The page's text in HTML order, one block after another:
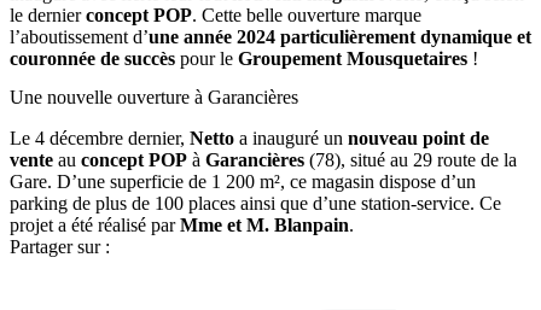
le dernierconcept POP. Cette belle ouverture marque
l’aboutissement d’une année 2024 particulièrement dynamique et
couronnée de succès pour le Groupement Mousquetaires !
Une nouvelle ouverture à Garancières
Le 4 décembre dernier, Netto a inauguré un nouveau point de
vente au concept POP à Garancières (78), situé au 29 route de la
Gare. D’une superficie de 1 200 m², ce magasin dispose d’un
parking de plus de 100 places ainsi que d’une station-service. Ce
projet a été réalisé parMme et M. Blanpain.
Partager sur :